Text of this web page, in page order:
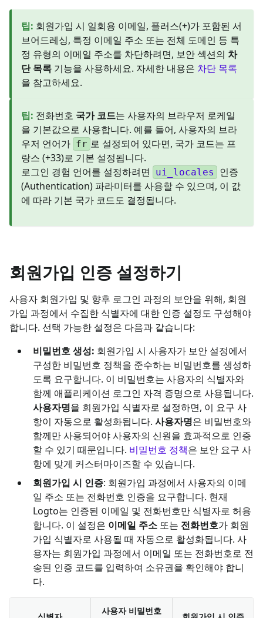
팁: 회원가입 시 일회용 이메일, 플러스(+)가 포함된 서
브어드레싱, 특정 이메일 주소 또는 전체 도메인 등 특
정 유형의 이메일 주소를 차단하려면, 보안 섹션의 차
단 목록 기능을 사용하세요. 자세한 내용은 차단 목록
을 참고하세요.
팁: 전화번호 국가 코드는 사용자의 브라우저 로케일
을 기본값으로 사용합니다. 예를 들어, 사용자의 브라
우저 언어가 fr 로 설정되어 있다면, 국가 코드는 프
랑스 (+33)로 기본 설정됩니다.
로그인 경험 언어를 설정하려면
ui_locales
인증
(Authentication) 파라미터를 사용할 수 있으며, 이 값
에 따라 기본 국가 코드도 결정됩니다.
회원가입 인증 설정하기
사용자 회원가입 및 향후 로그인 과정의 보안을 위해, 회원
가입 과정에서 수집한 식별자에 대한 인증 설정도 구성해야
합니다. 선택 가능한 설정은 다음과 같습니다:
비밀번호 생성: 회원가입 시 사용자가 보안 설정에서
구성한 비밀번호 정책을 준수하는 비밀번호를 생성하
도록 요구합니다. 이 비밀번호는 사용자의 식별자와
함께 애플리케이션 로그인 자격 증명으로 사용됩니다.
사용자명을 회원가입 식별자로 설정하면, 이 요구 사
항이 자동으로 활성화됩니다. 사용자명은 비밀번호와
함께만 사용되어야 사용자의 신원을 효과적으로 인증
할 수 있기 때문입니다. 비밀번호 정책은 보안 요구 사
항에 맞게 커스터마이즈할 수 있습니다.
회원가입 시 인증: 회원가입 과정에서 사용자의 이메
일 주소 또는 전화번호 인증을 요구합니다. 현재
Logto는 인증된 이메일 및 전화번호만 식별자로 허용
합니다. 이 설정은 이메일 주소 또는 전화번호가 회원
가입 식별자로 사용될 때 자동으로 활성화됩니다. 사
용자는 회원가입 과정에서 이메일 또는 전화번호로 전
송된 인증 코드를 입력하여 소유권을 확인해야 합니
다.
사용자 비밀번호